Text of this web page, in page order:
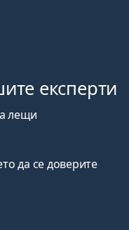
експерти
лещи
да се доверите